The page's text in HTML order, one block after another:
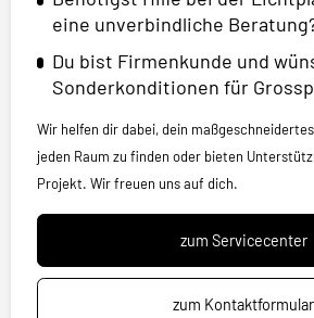
eine unverbindliche
Du bist Firmenkunde und
Sonderkonditionen für
Wir helfen dir dabei, dein
jeden Raum zu finden oder bieten
Projekt. Wir freuen uns auf dich.
zum Servicecenter
zum Kontaktformular